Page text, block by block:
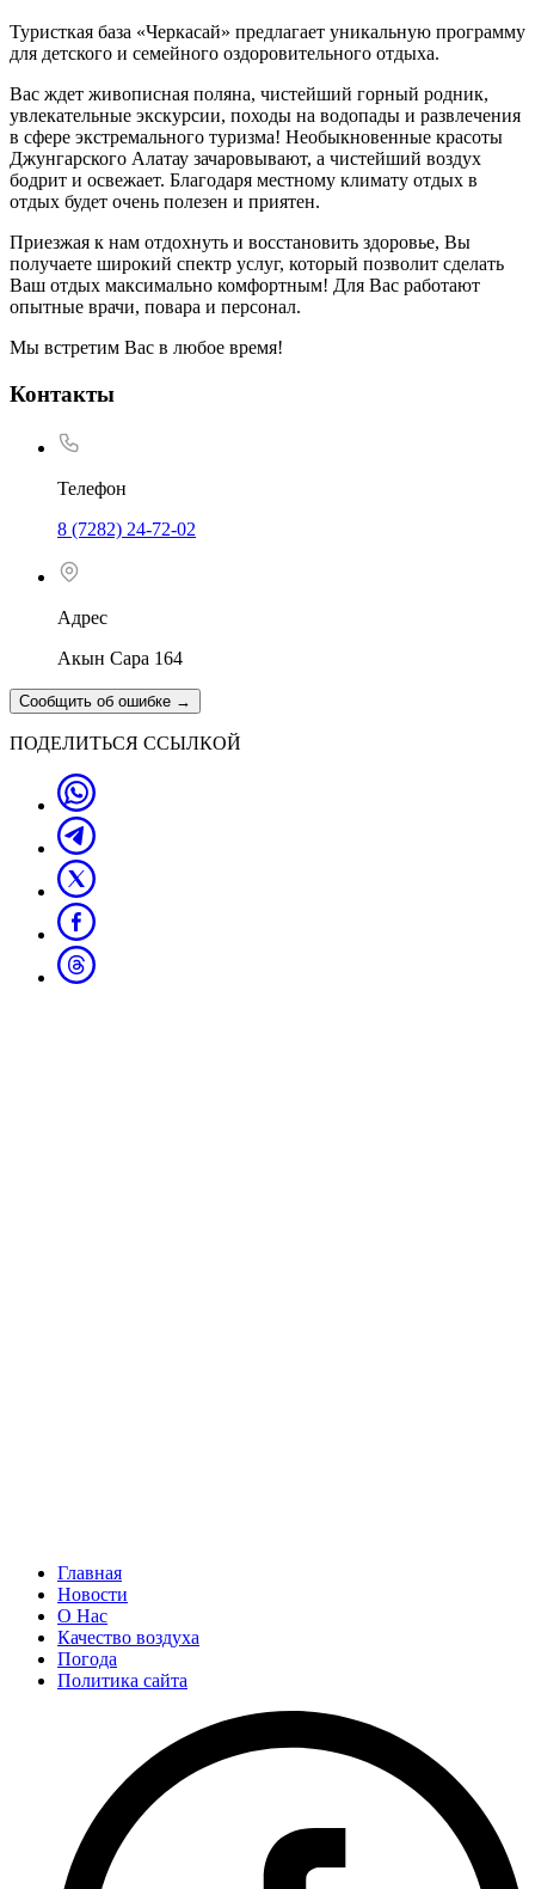
Туристкая база «Черкасай» предлагает уникальную программу
для детского и семейного оздоровительного отдыха.
Вас ждет живописная поляна, чистейший горный родник,
увлекательные экскурсии, походы на водопады и развлечения
в сфере экстремального туризма! Необыкновенные красоты
Джунгарского Алатау зачаровывают, а чистейший воздух
бодрит и освежает. Благодаря местному климату отдых в
отдых будет очень полезен и приятен.
Приезжая к нам отдохнуть и восстановить здоровье, Вы
получаете широкий спектр услуг, который позволит сделать
Ваш отдых максимально комфортным! Для Вас работают
опытные врачи, повара и персонал.
Мы встретим Вас в любое время!
Контакты
Телефон
8 (7282) 24-72-02
Адрес
Акын Сара 164
Сообщить об ошибке →
ПОДЕЛИТЬСЯ ССЫЛКОЙ
Главная
Новости
О Нас
Качество воздуха
Погода
Политика сайта